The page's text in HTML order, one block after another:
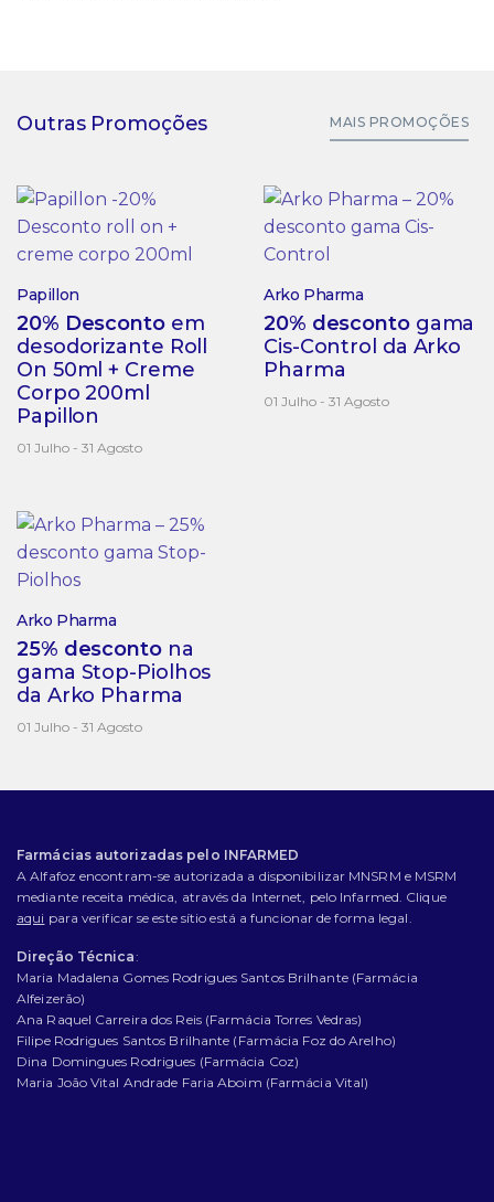
Outras Promoções MAIS PROMOÇÕES
Papillon
20% Descontoem
desodorizante Roll
On 50ml + Creme
Corpo 200ml
Papillon
01 Julho - 31 Agosto
Arko Pharma
20% descontogama
Cis-Control da Arko
Pharma
01 Julho - 31 Agosto
Arko Pharma
25% descontona
gama Stop-Piolhos
da Arko Pharma
01 Julho - 31 Agosto
Farmácias autorizadas pelo INFARMED
A Alfafoz encontram-se autorizada a disponibilizar MNSRM e MSRM
mediante receita médica, através da Internet, pelo Infarmed. Clique
aqui para verificar se este sítio está a funcionar de forma legal.
Direção Técnica:
Maria Madalena Gomes Rodrigues Santos Brilhante (Farmácia
Alfeizerão)
Ana Raquel Carreira dos Reis (Farmácia Torres Vedras)
Filipe Rodrigues Santos Brilhante (Farmácia Foz do Arelho)
Dina Domingues Rodrigues (Farmácia Coz)
Maria João Vital Andrade Faria Aboim (Farmácia Vital)